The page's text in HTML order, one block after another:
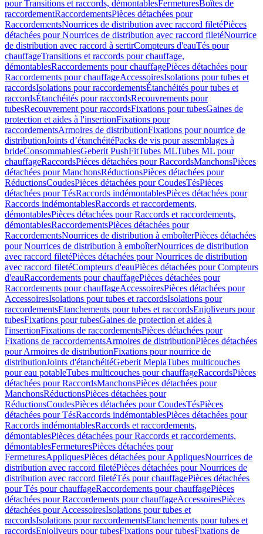
pour Transitions et raccords, démontablesFermeturesBoîtes de
raccordementRaccordementsPièces détachées pour
RaccordementsNourrices de distribution avec raccord filetéPièces
détachées pour Nourrices de distribution avec raccord filetéNourrice
de distribution avec raccord à sertirCompteurs d'eauTés pour
chauffageTransitions et raccords pour chauffage,
démontablesRaccordements pour chauffagePièces détachées pour
Raccordements pour chauffageAccessoiresIsolations pour tubes et
raccordsIsolations pour raccordementsÉtanchéités pour tubes et
raccordsÉtanchéités pour raccordsRecouvrements pour
tubesRecouvrement pour raccordsFixations pour tubesGaines de
protection et aides à l'insertionFixations pour
raccordementsArmoires de distributionFixations pour nourrice de
distributionJoints d’étanchéitéPacks de vis pour assemblages à
brideConsommablesGeberit PushFitTubes MLTubes ML pour
chauffageRaccordsPièces détachées pour RaccordsManchonsPièces
détachées pour ManchonsRéductionsPièces détachées pour
RéductionsCoudesPièces détachées pour CoudesTésPièces
détachées pour TésRaccords indémontablesPièces détachées pour
Raccords indémontablesRaccords et raccordements,
démontablesPièces détachées pour Raccords et raccordements,
démontablesRaccordementsPièces détachées pour
RaccordementsNourrices de distribution à emboîterPièces détachées
pour Nourrices de distribution à emboîterNourrices de distribution
avec raccord filetéPièces détachées pour Nourrices de distribution
avec raccord filetéCompteurs d'eauPièces détachées pour Compteurs
d'eauRaccordements pour chauffagePièces détachées pour
Raccordements pour chauffageAccessoiresPièces détachées pour
AccessoiresIsolations pour tubes et raccordsIsolations pour
raccordementsEtanchements pour tubes et raccordsEnjoliveurs pour
tubesFixations pour tubesGaines de protection et aides à
l'insertionFixations de raccordementsPièces détachées pour
Fixations de raccordementsArmoires de distributionPièces détachées
pour Armoires de distributionFixations pour nourrice de
distributionJoints d'étanchéitéGeberit MeplaTubes multicouches
pour eau potableTubes multicouches pour chauffageRaccordsPièces
détachées pour RaccordsManchonsPièces détachées pour
ManchonsRéductionsPièces détachées pour
RéductionsCoudesPièces détachées pour CoudesTésPièces
détachées pour TésRaccords indémontablesPièces détachées pour
Raccords indémontablesRaccords et raccordements,
démontablesPièces détachées pour Raccords et raccordements,
démontablesFermeturesPièces détachées pour
FermeturesAppliquesPièces détachées pour AppliquesNourrices de
distribution avec raccord filetéPièces détachées pour Nourrices de
distribution avec raccord filetéTés pour chauffagePièces détachées
pour Tés pour chauffageRaccordements pour chauffagePièces
détachées pour Raccordements pour chauffageAccessoiresPièces
détachées pour AccessoiresIsolations pour tubes et
raccordsIsolations pour raccordementsEtanchements pour tubes et
raccordsEnjoliveurs pour tubesFixations pour tubesFixations de